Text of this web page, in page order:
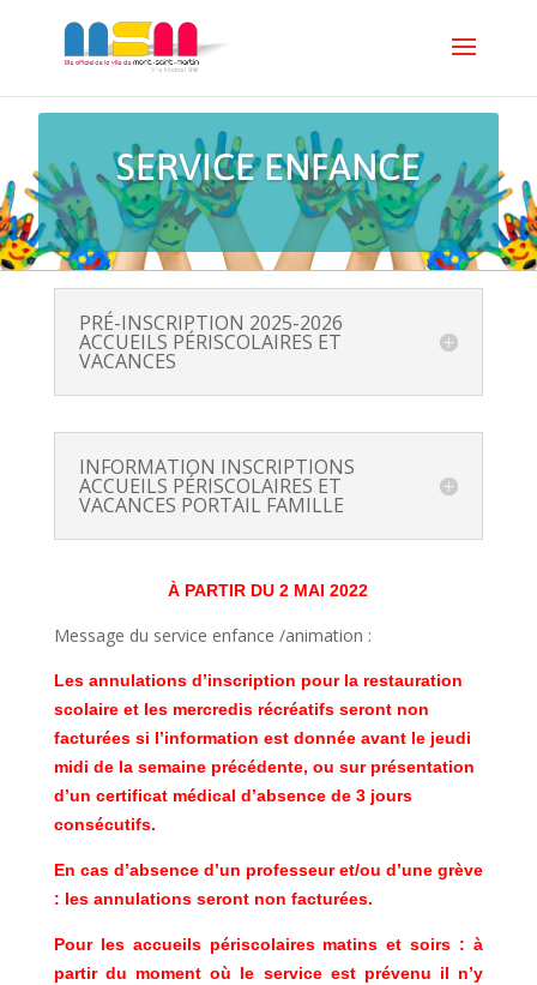
SERVICE ENFANCE
PRÉ-INSCRIPTION 2025-2026
ACCUEILS PÉRISCOLAIRES ET
VACANCES
INFORMATION INSCRIPTIONS
ACCUEILS PÉRISCOLAIRES ET
VACANCES PORTAIL FAMILLE
À PARTIR DU 2 MAI 2022
Message du service enfance /animation :
Les annulations d’inscription pour la restauration
scolaire et les mercredis récréatifs seront non
facturées si l’information est donnée avant le jeudi
midi de la semaine précédente, ou sur présentation
d’un certificat médical d’absence de 3 jours
consécutifs.
En cas d’absence d’un professeur et/ou d’une grève
: les annulations seront non facturées.
Pour les accueils périscolaires matins et soirs : à
partir du moment où le service est prévenu il n’y